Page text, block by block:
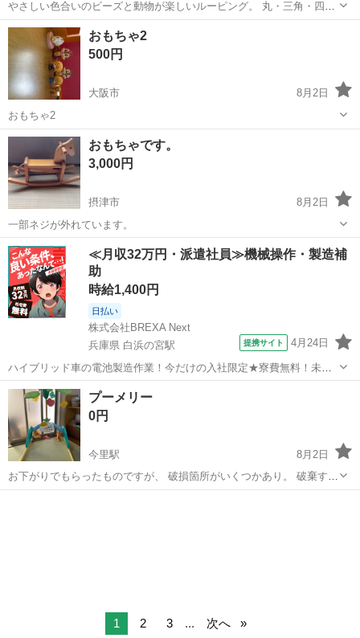
やさしい色合いのビーズと動物が楽しいルーピング。 丸・三角・四
角・台形など、いろいろな形をしたビーズ をくるくる動かしてビーズ
あそび、動物たちを動かしてごっこあそび、ビーズと動物で物語を作
るなど、長く楽 しむことができます...
大阪 吹田市 吹田駅
おもちゃ2
500円
大阪市
8月2日
おもちゃ2
大阪 大阪市 ベビー用品
おもちゃです。
3,000円
摂津市
8月2日
一部ネジが外れています。
大阪 摂津市 ベビー用品 ネジ
≪月収32万円・派遣社員≫機械操作・製造補
助
時給1,400円
日払い
株式会社BREXA Next
兵庫県 白浜の宮駅
提携サイト 4月24日
ハイブリッド車の電池製造作業！今だけの入社限定★寮費無料！未経
験活躍中★20～50代の男性活躍中！安定企業で長期で働きたい方オス
スメ！年間休日130日！正社員登用制度あり！マイカー通勤OK！ワン
ルーム寮完備！《兵庫県姫路市》...
兵庫 姫路市 白浜の宮駅
プーメリー
0円
今里駅
8月2日
お下がりでもらったものですが、 破損箇所がいくつかあり。 破棄する
予定でしたが、 修理し使ってみたいという方がいましたら 無償でのお
1 2 3 ... 次へ